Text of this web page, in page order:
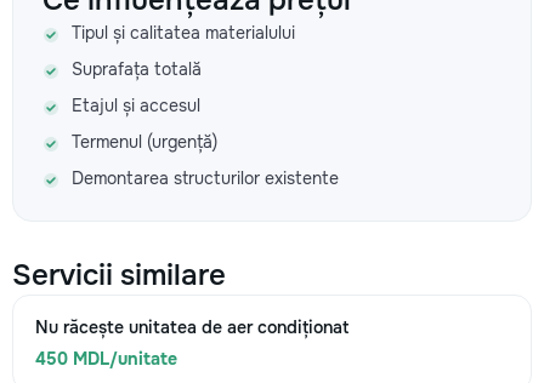
Tipul și calitatea materialului
Suprafața totală
Etajul și accesul
Termenul (urgență)
Demontarea structurilor existente
Servicii similare
Nu răcește unitatea de aer condiționat
450 MDL/unitate